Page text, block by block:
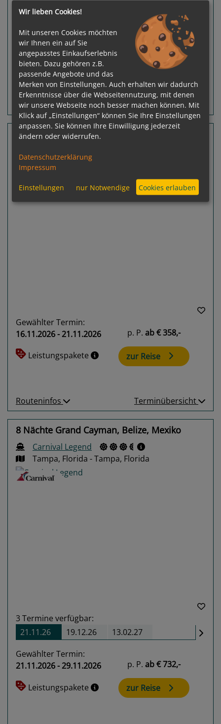
01.11.2026 -
16.11.2026
Preis auf Anfrage
Ausgebucht
Routeninfos Terminübersicht
5 Nächte Grand Cayman, Mexiko
Tampa, Florida - Galveston, Texas
Gewählter Termin:
16.11.2026 - 21.11.2026
Leistungspakete
p. P. ab€ 358,-
zur Reise
Routeninfos Terminübersicht
8 Nächte Grand Cayman, Belize, Mexiko
Carnival Legend
Tampa, Florida - Tampa, Florida
3 Termine verfügbar:
21.11.26
19.12.26 13.02.27
Gewählter Termin:
21.11.2026 - 29.11.2026
Leistungspakete
p. P. ab€ 732,-
zur Reise
Wir lieben Cookies!
Mit unseren Cookies möchten
wir Ihnen ein auf Sie
angepasstes Einkaufserlebnis
bieten. Dazu gehören z.B.
passende Angebote und das
Merken von Einstellungen. Auch erhalten wir dadurch
Erkenntnisse über die Webseitennutzung, mit denen
wir unsere Webseite noch besser machen können. Mit
Klick auf „Einstellungen“ können Sie Ihre Einstellungen
anpassen. Sie können Ihre Einwilligung jederzeit
ändern oder widerrufen.
Datenschutzerklärung
Impressum
Einstellungen nur Notwendige Cookies erlauben